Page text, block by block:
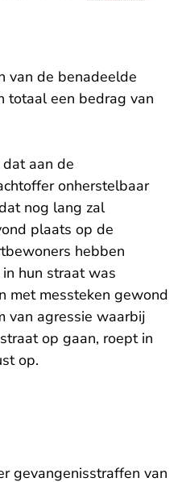
van de benadeelde
totaal een bedrag van
aan de
onherstelbaar
nog lang zal
plaats op de
hebben
hun straat was
met messteken gewond
van agressie waarbij
op gaan, roept in
op.
gevangenisstraffen van